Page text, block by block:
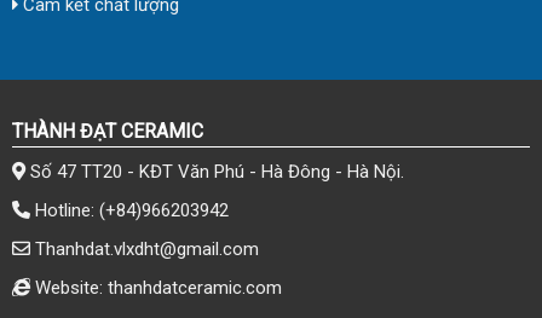
Cam kết chất lượng
THÀNH ĐẠT CERAMIC
Số 47 TT20 - KĐT Văn Phú - Hà Đông - Hà Nội.
Hotline: (+84)966203942
Thanhdat.vlxdht@gmail.com
Website: thanhdatceramic.com